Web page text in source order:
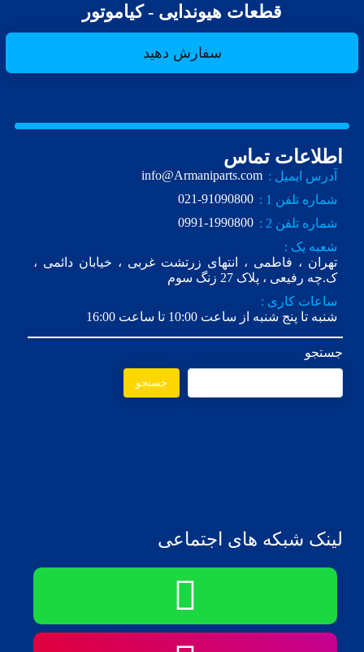
قطعات هیوندایی - کیاموتور
سفارش دهید
اطلاعات تماس
آدرس ایمیل : info@Armaniparts.com
شماره تلفن 1 :
021-91090800
شماره تلفن 2 :
0991-1990800
شعبه یک :
تهران ، فاطمی ، انتهای زرتشت غربی ، خیابان دائمی ،
ک.چه رفیعی ، پلاک 27 زنگ سوم
ساعات کاری :
شنبه تا پنج شنبه از ساعت 10:00 تا ساعت 16:00
جستجو
جستجو
لینک شبکه های اجتماعی